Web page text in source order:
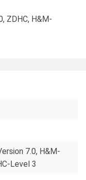
ZDHC, H&M-
7.0, H&M-
Level 3